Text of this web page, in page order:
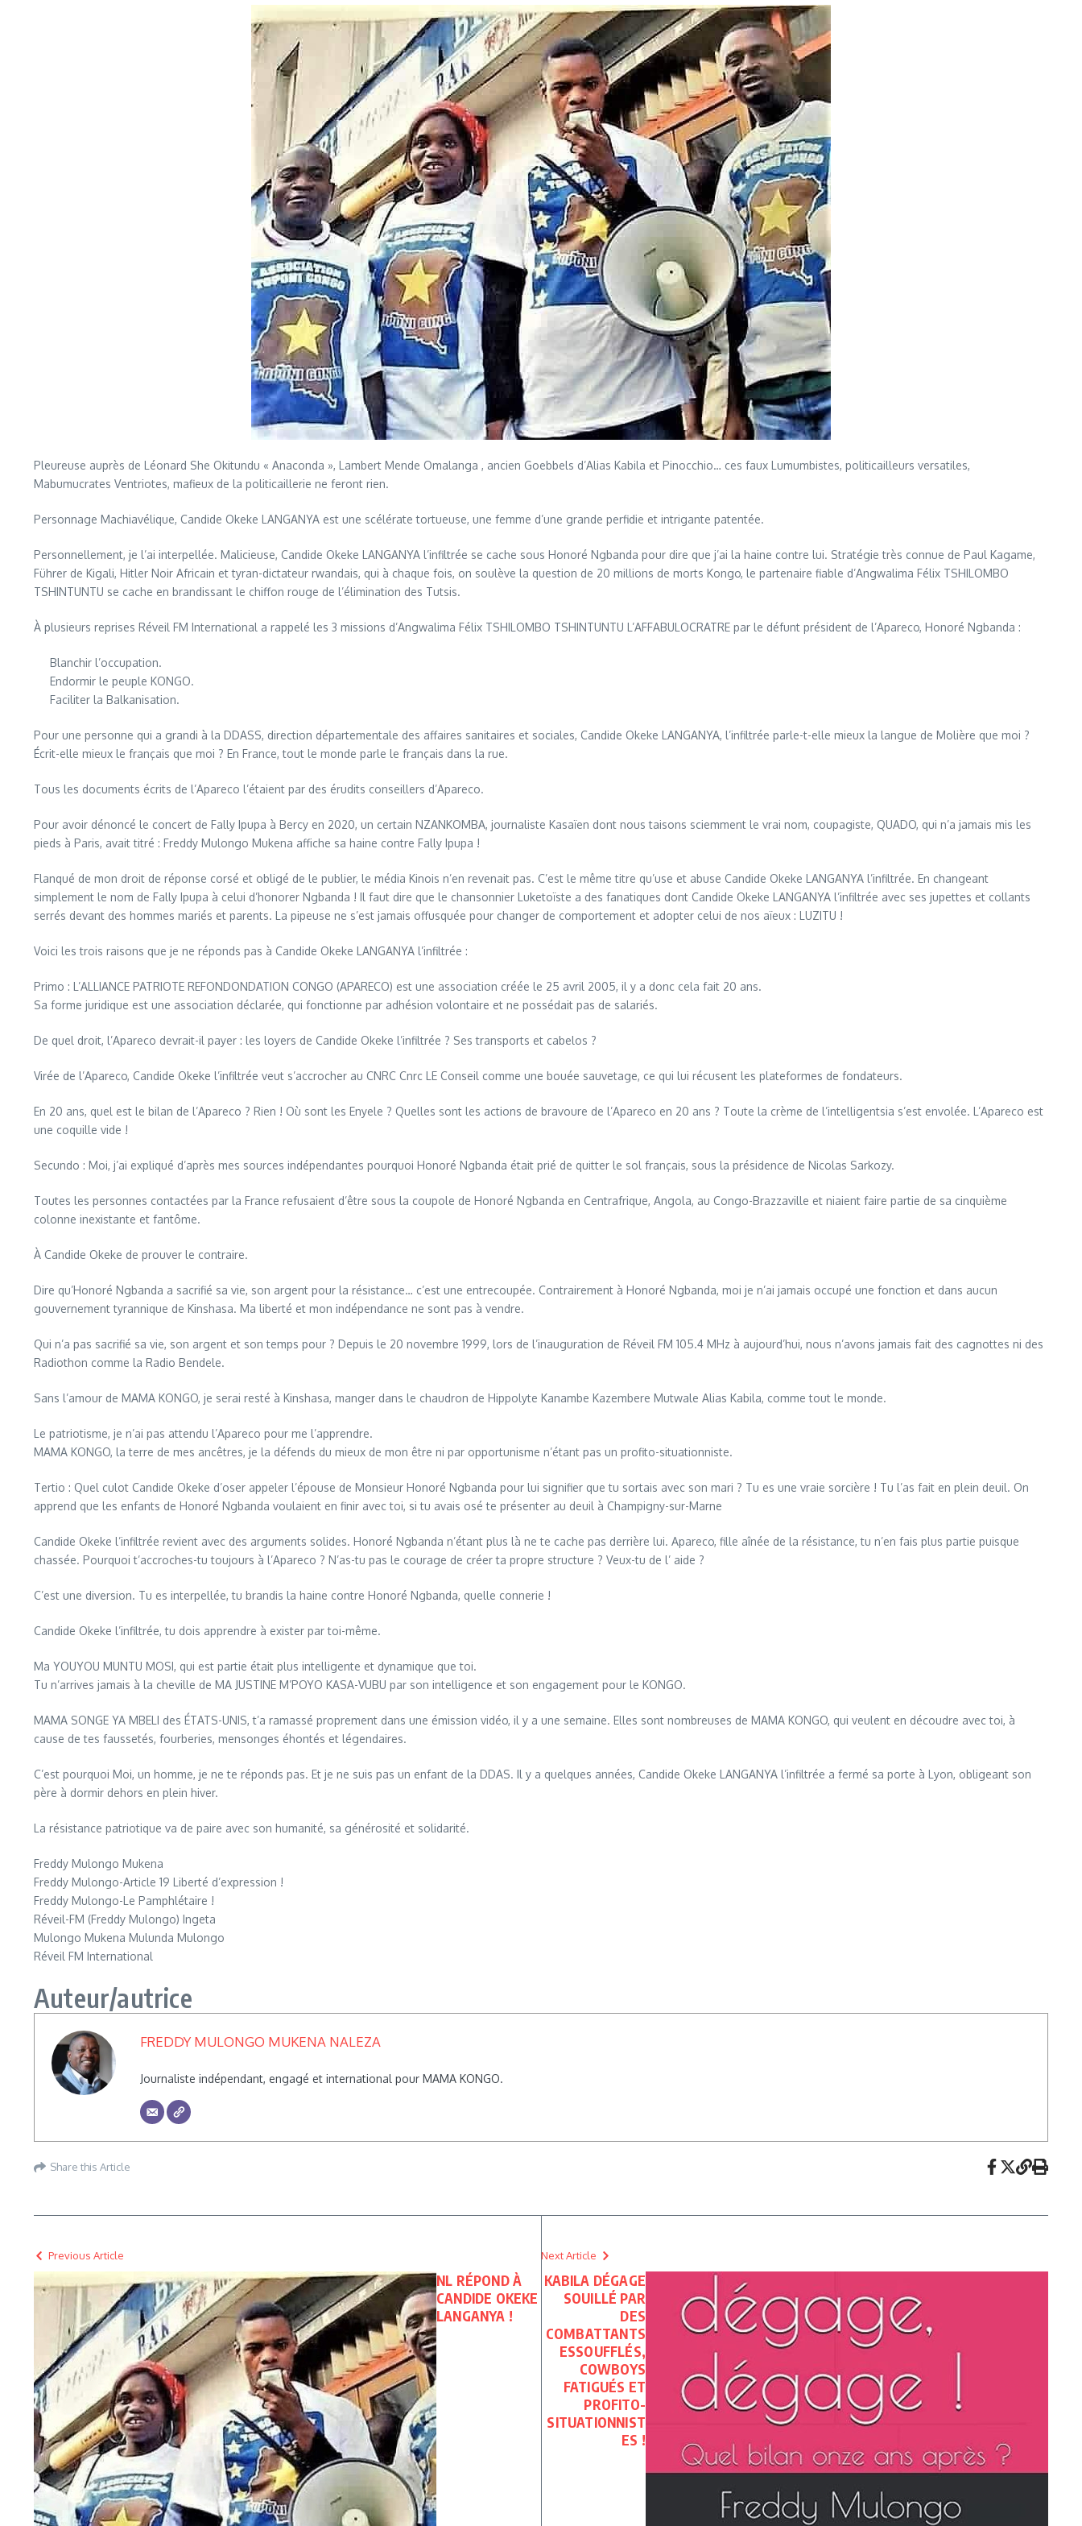
Pleureuse auprès de Léonard She Okitundu « Anaconda », Lambert Mende Omalanga , ancien Goebbels d’Alias Kabila et Pinocchio… ces faux Lumumbistes, politicailleurs versatiles,
Mabumucrates Ventriotes, mafieux de la politicaillerie ne feront rien.
Personnage Machiavélique, Candide Okeke LANGANYA est une scélérate tortueuse, une femme d’une grande perfidie et intrigante patentée.
Personnellement, je l’ai interpellée. Malicieuse, Candide Okeke LANGANYA l’infiltrée se cache sous Honoré Ngbanda pour dire que j’ai la haine contre lui. Stratégie très connue de Paul Kagame,
Führer de Kigali, Hitler Noir Africain et tyran-dictateur rwandais, qui à chaque fois, on soulève la question de 20 millions de morts Kongo, le partenaire fiable d’Angwalima Félix TSHILOMBO
TSHINTUNTU se cache en brandissant le chiffon rouge de l’élimination des Tutsis.
À plusieurs reprises Réveil FM International a rappelé les 3 missions d’Angwalima Félix TSHILOMBO TSHINTUNTU L’AFFABULOCRATRE par le défunt président de l’Apareco, Honoré Ngbanda :
Blanchir l’occupation.
Endormir le peuple KONGO.
Faciliter la Balkanisation.
Pour une personne qui a grandi à la DDASS, direction départementale des affaires sanitaires et sociales, Candide Okeke LANGANYA, l’infiltrée parle-t-elle mieux la langue de Molière que moi ?
Écrit-elle mieux le français que moi ? En France, tout le monde parle le français dans la rue.
Tous les documents écrits de l’Apareco l’étaient par des érudits conseillers d’Apareco.
Pour avoir dénoncé le concert de Fally Ipupa à Bercy en 2020, un certain NZANKOMBA, journaliste Kasaïen dont nous taisons sciemment le vrai nom, coupagiste, QUADO, qui n’a jamais mis les
pieds à Paris, avait titré : Freddy Mulongo Mukena affiche sa haine contre Fally Ipupa !
Flanqué de mon droit de réponse corsé et obligé de le publier, le média Kinois n’en revenait pas. C’est le même titre qu’use et abuse Candide Okeke LANGANYA l’infiltrée. En changeant
simplement le nom de Fally Ipupa à celui d’honorer Ngbanda ! Il faut dire que le chansonnier Luketoïste a des fanatiques dont Candide Okeke LANGANYA l’infiltrée avec ses jupettes et collants
serrés devant des hommes mariés et parents. La pipeuse ne s’est jamais offusquée pour changer de comportement et adopter celui de nos aïeux : LUZITU !
Voici les trois raisons que je ne réponds pas à Candide Okeke LANGANYA l’infiltrée :
Primo : L’ALLIANCE PATRIOTE REFONDONDATION CONGO (APARECO) est une association créée le 25 avril 2005, il y a donc cela fait 20 ans.
Sa forme juridique est une association déclarée, qui fonctionne par adhésion volontaire et ne possédait pas de salariés.
De quel droit, l’Apareco devrait-il payer : les loyers de Candide Okeke l’infiltrée ? Ses transports et cabelos ?
Virée de l’Apareco, Candide Okeke l’infiltrée veut s’accrocher au CNRC Cnrc LE Conseil comme une bouée sauvetage, ce qui lui récusent les plateformes de fondateurs.
En 20 ans, quel est le bilan de l’Apareco ? Rien ! Où sont les Enyele ? Quelles sont les actions de bravoure de l’Apareco en 20 ans ? Toute la crème de l’intelligentsia s’est envolée. L’Apareco est
une coquille vide !
Secundo : Moi, j’ai expliqué d’après mes sources indépendantes pourquoi Honoré Ngbanda était prié de quitter le sol français, sous la présidence de Nicolas Sarkozy.
Toutes les personnes contactées par la France refusaient d’être sous la coupole de Honoré Ngbanda en Centrafrique, Angola, au Congo-Brazzaville et niaient faire partie de sa cinquième
colonne inexistante et fantôme.
À Candide Okeke de prouver le contraire.
Dire qu’Honoré Ngbanda a sacrifié sa vie, son argent pour la résistance… c’est une entrecoupée. Contrairement à Honoré Ngbanda, moi je n’ai jamais occupé une fonction et dans aucun
gouvernement tyrannique de Kinshasa. Ma liberté et mon indépendance ne sont pas à vendre.
Qui n’a pas sacrifié sa vie, son argent et son temps pour ? Depuis le 20 novembre 1999, lors de l’inauguration de Réveil FM 105.4 MHz à aujourd’hui, nous n’avons jamais fait des cagnottes ni des
Radiothon comme la Radio Bendele.
Sans l’amour de MAMA KONGO, je serai resté à Kinshasa, manger dans le chaudron de Hippolyte Kanambe Kazembere Mutwale Alias Kabila, comme tout le monde.
Le patriotisme, je n’ai pas attendu l’Apareco pour me l’apprendre.
MAMA KONGO, la terre de mes ancêtres, je la défends du mieux de mon être ni par opportunisme n’étant pas un profito-situationniste.
Tertio : Quel culot Candide Okeke d’oser appeler l’épouse de Monsieur Honoré Ngbanda pour lui signifier que tu sortais avec son mari ? Tu es une vraie sorcière ! Tu l’as fait en plein deuil. On
apprend que les enfants de Honoré Ngbanda voulaient en finir avec toi, si tu avais osé te présenter au deuil à Champigny-sur-Marne
Candide Okeke l’infiltrée revient avec des arguments solides. Honoré Ngbanda n’étant plus là ne te cache pas derrière lui. Apareco, fille aînée de la résistance, tu n’en fais plus partie puisque
chassée. Pourquoi t’accroches-tu toujours à l’Apareco ? N’as-tu pas le courage de créer ta propre structure ? Veux-tu de l’ aide ?
C’est une diversion. Tu es interpellée, tu brandis la haine contre Honoré Ngbanda, quelle connerie !
Candide Okeke l’infiltrée, tu dois apprendre à exister par toi-même.
Ma YOUYOU MUNTU MOSI, qui est partie était plus intelligente et dynamique que toi.
Tu n’arrives jamais à la cheville de MA JUSTINE M’POYO KASA-VUBU par son intelligence et son engagement pour le KONGO.
MAMA SONGE YA MBELI des ÉTATS-UNIS, t’a ramassé proprement dans une émission vidéo, il y a une semaine. Elles sont nombreuses de MAMA KONGO, qui veulent en découdre avec toi, à
cause de tes faussetés, fourberies, mensonges éhontés et légendaires.
C’est pourquoi Moi, un homme, je ne te réponds pas. Et je ne suis pas un enfant de la DDAS. Il y a quelques années, Candide Okeke LANGANYA l’infiltrée a fermé sa porte à Lyon, obligeant son
père à dormir dehors en plein hiver.
La résistance patriotique va de paire avec son humanité, sa générosité et solidarité.
Freddy Mulongo Mukena
Freddy Mulongo-Article 19 Liberté d’expression !
Freddy Mulongo-Le Pamphlétaire !
Réveil-FM (Freddy Mulongo) Ingeta
Mulongo Mukena Mulunda Mulongo
Réveil FM International
Auteur/autrice
FREDDY MULONGO MUKENA NALEZA
Journaliste indépendant, engagé et international pour MAMA KONGO.
Share this Article
Previous Article
NL RÉPOND À
CANDIDE OKEKE
LANGANYA !
Next Article
KABILA DÉGAGE
SOUILLÉ PAR
DES
COMBATTANTS
ESSOUFFLÉS,
COWBOYS
FATIGUÉS ET
PROFITO-
SITUATIONNIST
ES !